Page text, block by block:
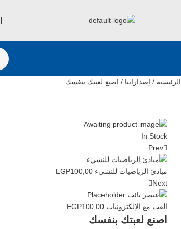
الرئيسية / إصداراتنا / اصنع لعبتك بنفسك
In Stock
Prev
مبادئ الرياضيات للنشيء EGP100,00
Next
العب مع الإلكترونيات EGP100,00
اصنع لعبتك بنفسك